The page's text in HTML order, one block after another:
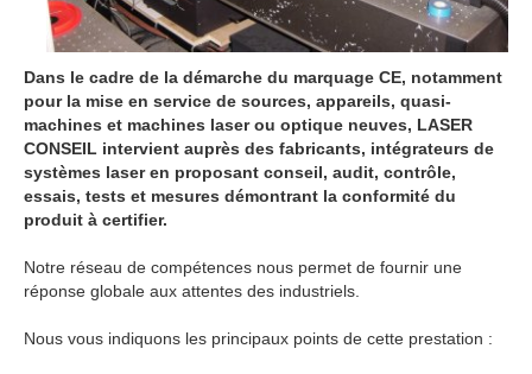
Dans le cadre de la démarche du marquage CE, notamment
pour la mise en service de sources, appareils, quasi-
machines et machines laser ou optique neuves, LASER
CONSEIL intervient auprès des fabricants, intégrateurs de
systèmes laser en proposant conseil, audit, contrôle,
essais, tests et mesures démontrant la conformité du
produit à certifier.
Notre réseau de compétences nous permet de fournir une
réponse globale aux attentes des industriels.
Nous vous indiquons les principaux points de cette prestation :